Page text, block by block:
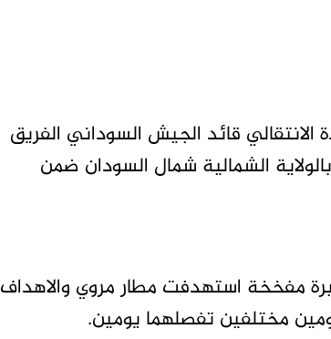
قائد الجيش السوداني الفريق
الشمالية شمال السودان ضمن
مفخخة استهدفت مطار مروي والاهداف